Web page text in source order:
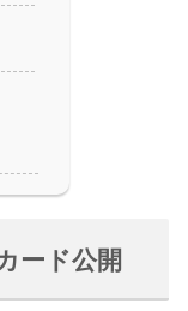
ード公開